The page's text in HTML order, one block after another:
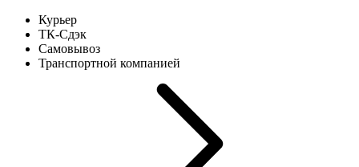
Курьер
ТК-Сдэк
Самовывоз
Транспортной компанией